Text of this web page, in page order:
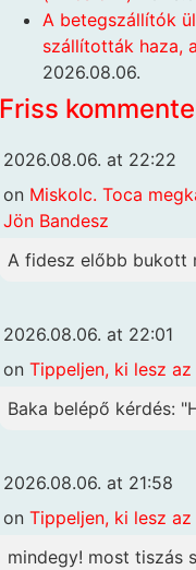
A betegszállítók
szállították haza,
2026.08.06.
Friss
2026.08.06. at 22:22
on Miskolc. Toca
Jön Bandesz
A fidesz előbb bukott
2026.08.06. at 22:01
on Tippeljen, ki lesz
Baka belépő kérdés:
2026.08.06. at 21:58
on Tippeljen, ki lesz
mindegy! most tiszás